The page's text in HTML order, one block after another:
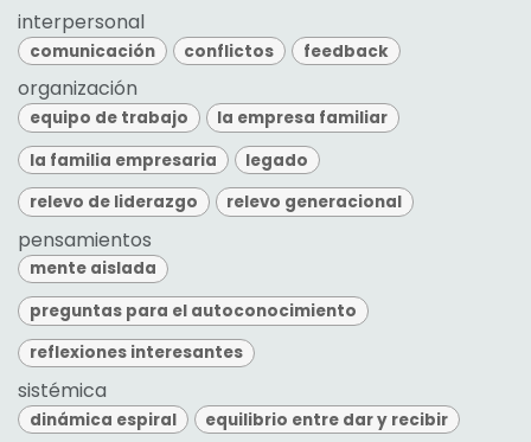
interpersonal
comunicación conflictos feedback
organización
equipo de trabajo
la empresa familiar
la familia empresaria
legado
relevo de liderazgo
relevo generacional
pensamientos
mente aislada
preguntas para el autoconocimiento
reflexiones interesantes
sistémica
dinámica espiral
equilibrio entre dar y recibir